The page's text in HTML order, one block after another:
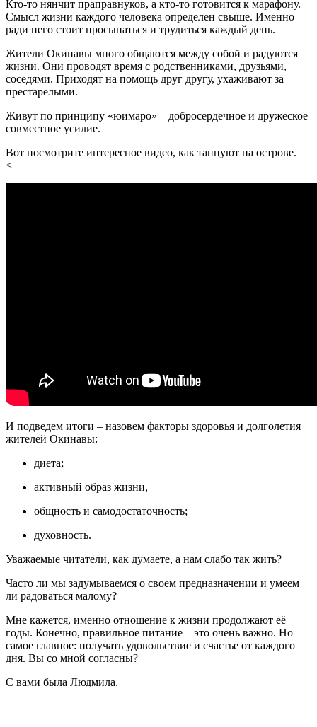
Кто-то нянчит праправнуков, а кто-то готовится к марафону.
Смысл жизни каждого человека определен свыше. Именно
ради него стоит просыпаться и трудиться каждый день.
Жители Окинавы много общаются между собой и радуются
жизни. Они проводят время с родственниками, друзьями,
соседями. Приходят на помощь друг другу, ухаживают за
престарелыми.
Живут по принципу «юимаро» – добросердечное и дружеское
совместное усилие.
Вот посмотрите интересное видео, как танцуют на острове.
<
И подведем итоги – назовем факторы здоровья и долголетия
жителей Окинавы:
диета;
активный образ жизни,
общность и самодостаточность;
духовность.
Уважаемые читатели, как думаете, а нам слабо так жить?
Часто ли мы задумываемся о своем предназначении и умеем
ли радоваться малому?
Мне кажется, именно отношение к жизни продолжают её
годы. Конечно, правильное питание – это очень важно. Но
самое главное: получать удовольствие и счастье от каждого
дня. Вы со мной согласны?
С вами была Людмила.